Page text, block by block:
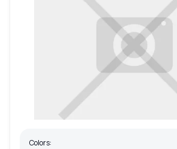
Colors: